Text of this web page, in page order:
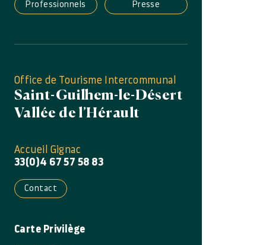
Professionnels Presse
Office de Tourisme Intercommunal
Saint-Guilhem-le-Désert
Vallée de l’Hérault
Accueil Gignac
33(0)4 67 57 58 83
Contact
Carte Privilège